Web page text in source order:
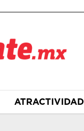
ATRACTIVIDAD